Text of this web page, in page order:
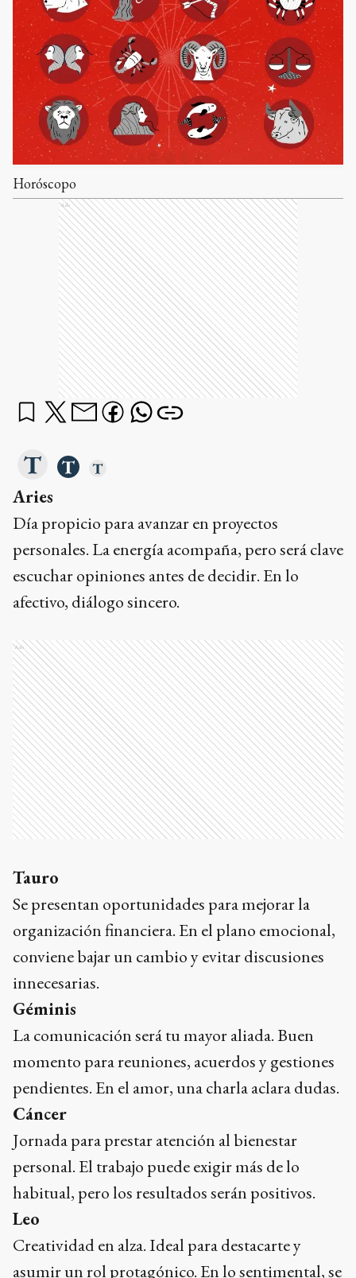
Horóscopo
Ads
Aries
Día propicio para avanzar en proyectos
personales. La energía acompaña, pero será clave
escuchar opiniones antes de decidir. En lo
afectivo, diálogo sincero.
Ads
Tauro
Se presentan oportunidades para mejorar la
organización financiera. En el plano emocional,
conviene bajar un cambio y evitar discusiones
innecesarias.
Géminis
La comunicación será tu mayor aliada. Buen
momento para reuniones, acuerdos y gestiones
pendientes. En el amor, una charla aclara dudas.
Cáncer
Jornada para prestar atención al bienestar
personal. El trabajo puede exigir más de lo
habitual, pero los resultados serán positivos.
Leo
Creatividad en alza. Ideal para destacarte y
asumir un rol protagónico. En lo sentimental, se